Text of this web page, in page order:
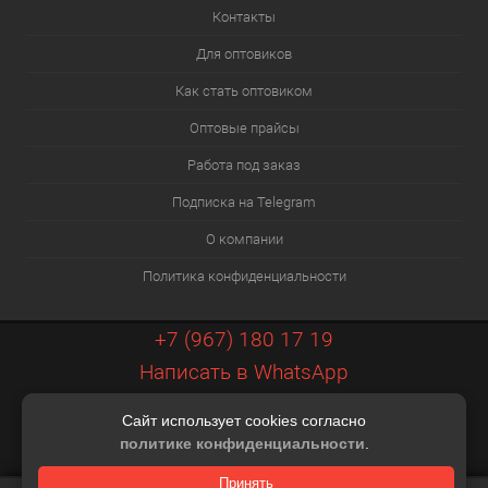
Сайт использует cookies согласно
политике конфиденциальности
Принять
Контакты
Для оптовиков
Как стать оптовиком
Оптовые прайсы
Работа под заказ
Подписка на Telegram
О компании
Политика конфиденциальности
+7 (967) 180 17 19
Написать в WhatsApp
Контакты
Разработка шаблона Digital Web